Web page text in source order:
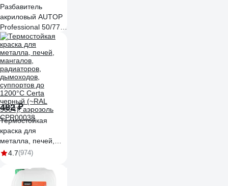
Разбавитель
акриловый AUTOP
Professional 50/77,
стандартный, банка
5.0 л ATP-
TRM50/77-5
482 ₽
Термостойкая
краска для
металла, печей,
мангалов,
дымоходов,
суппортов до
4.7(974)